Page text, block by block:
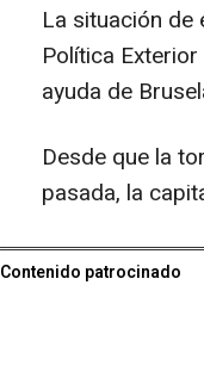
La situación de
Política
ayuda de
Desde que la
pasada, la
Contenido patrocinado